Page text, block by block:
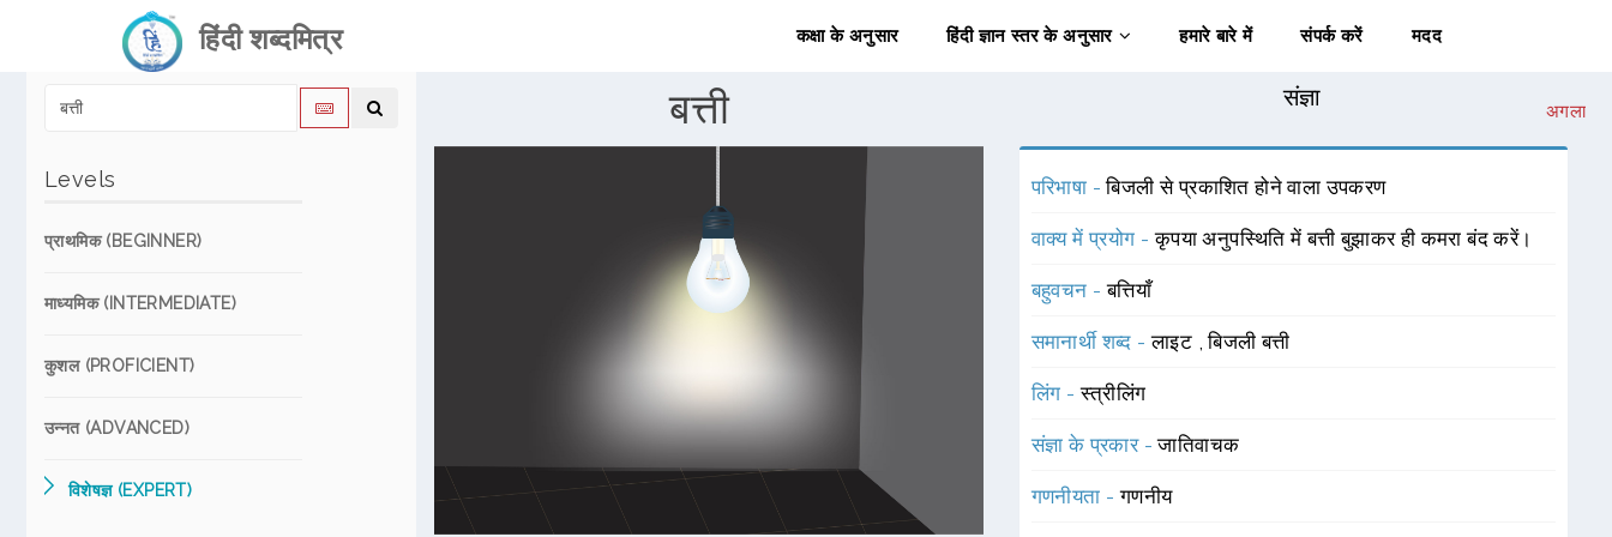
हिंदी शब्दमित्र कक्षा के अनुसार हिंदी ज्ञान स्तर के अनुसार हमारे बारे में संपर्क करें मदद
Levels
प्राथमिक (BEGINNER)
माध्यमिक (INTERMEDIATE)
कुशल (PROFICIENT)
उन्नत (ADVANCED)
विशेषज्ञ (EXPERT)
बत्ती संज्ञा
अगला
परिभाषा -बिजली से प्रकाशित होने वाला उपकरण
वाक्य में प्रयोग -कृपया अनुपस्थिति में बत्ती बुझाकर ही कमरा बंद करें।
बहुवचन -बत्तियाँ
समानार्थी शब्द -लाइट ,बिजली बत्ती
लिंग -स्त्रीलिंग
संज्ञा के प्रकार -जातिवाचक
गणनीयता -गणनीय